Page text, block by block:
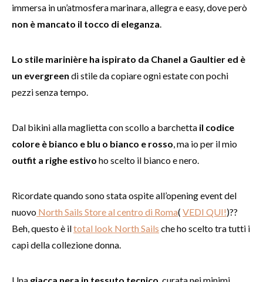
immersa in un’atmosfera marinara, allegra e easy, dove però
non è mancato il tocco di eleganza
Lo stile marinière ha ispirato da Chanel a Gaultier ed è
un evergreen di stile da copiare ogni estate con pochi
pezzi senza tempo.
Dal bikini alla maglietta con scollo a barchetta il codice
colore è bianco e blu o bianco e rosso , ma io per il mio
outfit a righe estivo ho scelto il bianco e nero.
Ricordate quando sono stata ospite all’opening event del
nuovo North Sails Store al centro di Roma( VEDI QUI!)??
Beh, questo è iltotal look North Sails che ho scelto tra tutti i
capi della collezione donna.